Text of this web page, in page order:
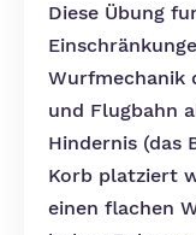
Diese Übung
Wurfmechanik
und Flugbahn
Hindernis (das
Korb platziert
einen flachen